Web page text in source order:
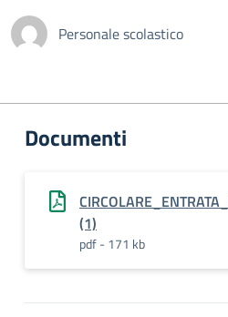
Personale scolastico
Documenti
(1)
pdf - 171 kb